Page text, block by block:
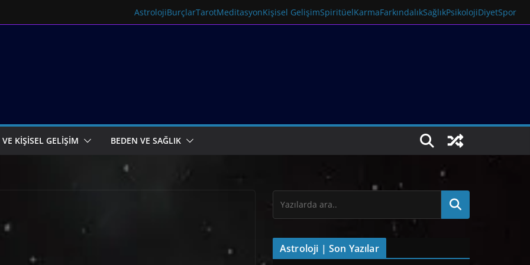
AstrolojiBurçlarTarotMeditasyonKişisel GelişimSpiritüelKarmaFarkındalıkSağlıkPsikolojiDiyetSpor
KİŞİSEL GELİŞİM BEDEN VE SAĞLIK
Astroloji | Son Yazılar